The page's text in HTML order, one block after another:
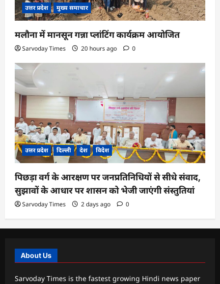
उत्तर प्रदेश मुख्य समाचार
मलौना में मानसून गन्ना प्लांटिंग कार्यक्रम आयोजित
Sarvoday Times 20 hours ago 0
उत्तर प्रदेश दिल्ली देश विदेश
पिछड़ा वर्ग के आरक्षण पर जनप्रतिनिधियों से सीधे संवाद,
सुझावों के आधार पर शासन को भेजी जाएंगी संस्तुतियां
Sarvoday Times 2 days ago 0
About Us
Sarvoday Times is the fastest growing Hindi news paper